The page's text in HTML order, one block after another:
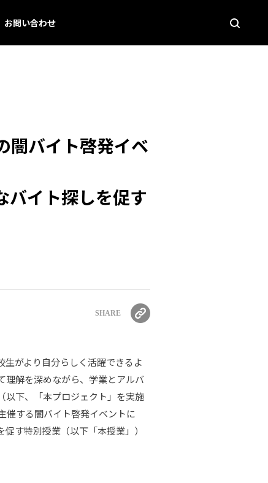
お問い合わせ
闇バイト啓発イベ
バイト探しを促す
SHARE
がより自分らしく活躍できるよ
理解を深めながら、学業とアルバ
以下、「本プロジェクト」を実施
催する闇バイト啓発イベントに
す特別授業（以下「本授業」）